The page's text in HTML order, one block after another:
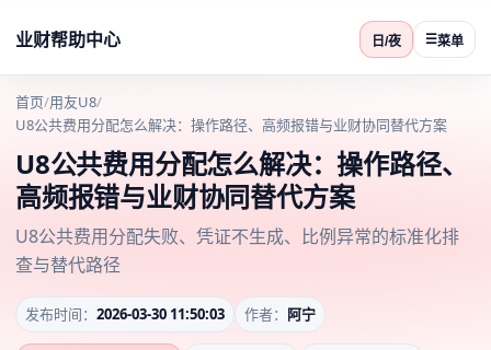
业财帮助中心 日/夜 ☰菜单
首页/用友U8/
U8公共费用分配怎么解决：操作路径、高频报错与业财协同替代方案
U8公共费用分配怎么解决：操作路径、
高频报错与业财协同替代方案
U8公共费用分配失败、凭证不生成、比例异常的标准化排
查与替代路径
发布时间： 2026-03-30 11:50:03 作者： 阿宁